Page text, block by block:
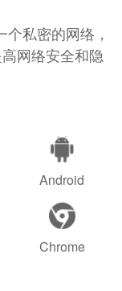
私密的网络，
网络安全和隐
Android
Chrome